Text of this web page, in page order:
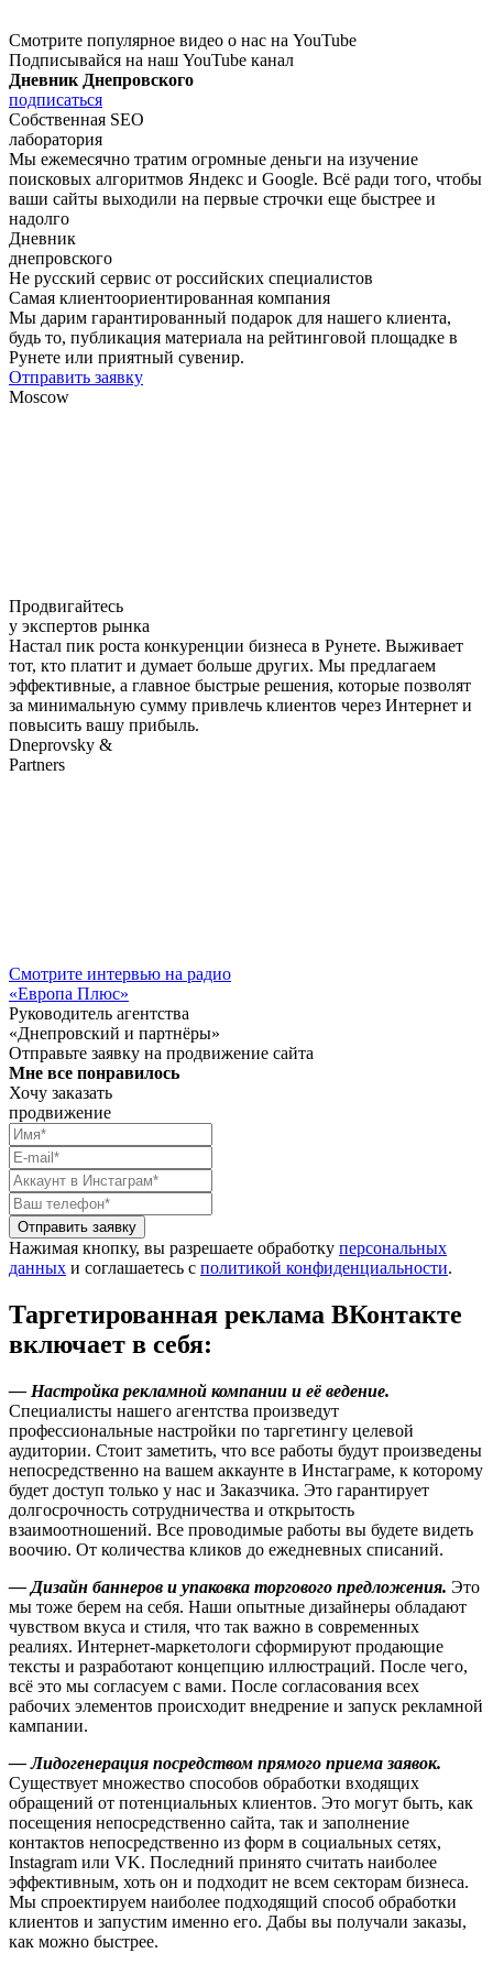
Смотрите популярное видео о нас на YouTube
Подписывайся на наш YouTube канал
Дневник Днепровского
подписаться
Собственная SEO
лаборатория
Мы ежемесячно тратим огромные деньги на изучение
поисковых алгоритмов Яндекс и Google. Всё ради того, чтобы
ваши сайты выходили на первые строчки еще быстрее и
надолго
Дневник
днепровского
Не русский сервис от российских специалистов
Самая клиентоориентированная компания
Мы дарим гарантированный подарок для нашего клиента,
будь то, публикация материала на рейтинговой площадке в
Рунете или приятный сувенир.
Отправить заявку
Moscow
Продвигайтесь
у экспертов рынка
Настал пик роста конкуренции бизнеса в Рунете. Выживает
тот, кто платит и думает больше других. Мы предлагаем
эффективные, а главное быстрые решения, которые позволят
за минимальную сумму привлечь клиентов через Интернет и
повысить вашу прибыль.
Dneprovsky &
Partners
Смотрите интервью на радио
«Европа Плюс»
Руководитель агентства
«Днепровский и партнёры»
Отправьте заявку на продвижение сайта
Мне все понравилось
Хочу заказать
продвижение
Отправить заявку
Нажимая кнопку, вы разрешаете обработку персональных
данных и соглашаетесь с политикой конфиденциальности.
Таргетированная реклама ВКонтакте
включает в себя:
— Настройка рекламной компании и её ведение.
Специалисты нашего агентства произведут
профессиональные настройки по таргетингу целевой
аудитории. Стоит заметить, что все работы будут произведены
непосредственно на вашем аккаунте в Инстаграме, к которому
будет доступ только у нас и Заказчика. Это гарантирует
долгосрочность сотрудничества и открытость
взаимоотношений. Все проводимые работы вы будете видеть
воочию. От количества кликов до ежедневных списаний.
— Дизайн баннеров и упаковка торгового предложения. Это
мы тоже берем на себя. Наши опытные дизайнеры обладают
чувством вкуса и стиля, что так важно в современных
реалиях. Интернет-маркетологи сформируют продающие
тексты и разработают концепцию иллюстраций. После чего,
всё это мы согласуем с вами. После согласования всех
рабочих элементов происходит внедрение и запуск рекламной
кампании.
— Лидогенерация посредством прямого приема заявок.
Существует множество способов обработки входящих
обращений от потенциальных клиентов. Это могут быть, как
посещения непосредственно сайта, так и заполнение
контактов непосредственно из форм в социальных сетях,
Instagram или VK. Последний принято считать наиболее
эффективным, хоть он и подходит не всем секторам бизнеса.
Мы спроектируем наиболее подходящий способ обработки
клиентов и запустим именно его. Дабы вы получали заказы,
как можно быстрее.